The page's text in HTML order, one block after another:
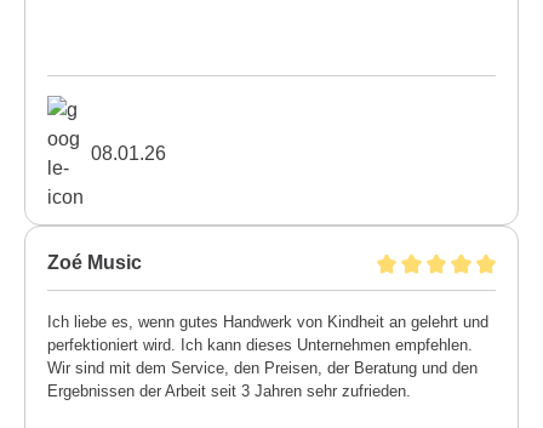
08.01.26
Zoé Music
Ich liebe es, wenn gutes Handwerk von Kindheit an gelehrt und
perfektioniert wird. Ich kann dieses Unternehmen empfehlen.
Wir sind mit dem Service, den Preisen, der Beratung und den
Ergebnissen der Arbeit seit 3 Jahren sehr zufrieden.